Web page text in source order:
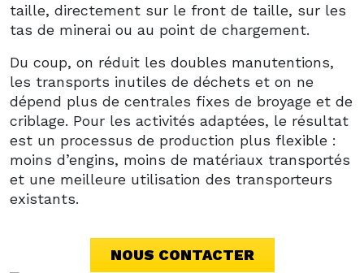
taille, directement sur le front de taille, sur les
tas de minerai ou au point de chargement.
Du coup, on réduit les doubles manutentions,
les transports inutiles de déchets et on ne
dépend plus de centrales fixes de broyage et de
criblage. Pour les activités adaptées, le résultat
est un processus de production plus flexible :
moins d’engins, moins de matériaux transportés
et une meilleure utilisation des transporteurs
existants.
NOUS CONTACTER